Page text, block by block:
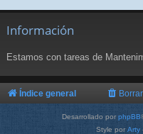
Información
Estamos con tareas de
Índice general
Desarrollado por phpBB
Style por Arty